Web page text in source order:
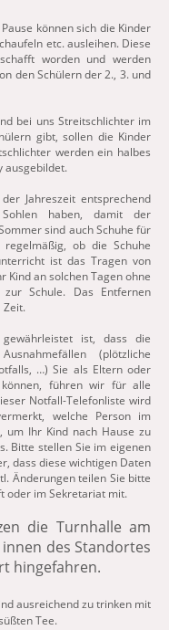
können sich die Kinder
etc. ausleihen. Diese
worden und werden
den Schülern der 2., 3. und
bei uns Streitschlichter im
gibt, sollen die Kinder
werden ein halbes
ausgebildet.
Jahreszeit entsprechend
haben, damit der
sind auch Schuhe für
ob die Schuhe
ist das Tragen von
Kind an solchen Tagen ohne
zur Schule. Das Entfernen
Zeit.
ist, dass die
(plötzliche
…) Sie als Eltern oder
führen wir für alle
Notfall-Telefonliste wird
welche Person im
um Ihr Kind nach Hause zu
Bitte stellen Sie im eigenen
dass diese wichtigen Daten
Änderungen teilen Sie bitte
oder im Sekretariat mit.
die Turnhalle am
des Standortes
hingefahren.
ausreichend zu trinken mit
Tee.